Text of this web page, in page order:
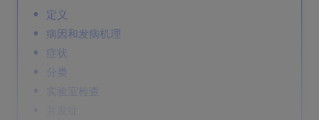
定义
病因和发病机理
症状
分类
实验室检查